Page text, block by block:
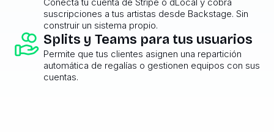
suscripciones a tus artistas desde Backstage. Sin
construir un sistema propio.
Splits y Teams para tus usuarios
Permite que tus clientes asignen una repartición
automática de regalías o gestionen equipos con sus
cuentas.